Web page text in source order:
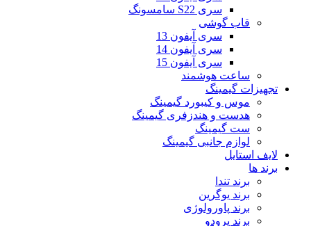
سری S22 سامسونگ
قاب گوشی
سری آیفون 13
سری آیفون 14
سری آیفون 15
ساعت هوشمند
تجهیزات گیمینگ
موس و کیبورد گیمینگ
هدست و هندزفری گیمینگ
ست گیمینگ
لوازم جانبی گیمینگ
لایف استایل
برند ها
برند تندا
برند یوگرین
برند پاورولوژی
برند پرودو